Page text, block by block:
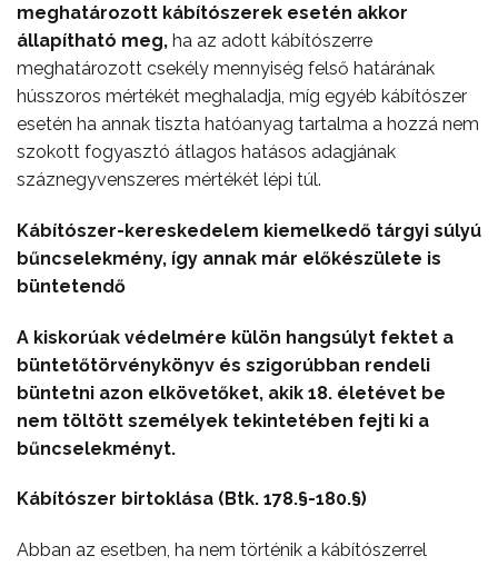
meghatározott kábítószerek esetén akkor
állapítható meg, ha az adott kábítószerre
meghatározott csekély mennyiség felső határának
hússzoros mértékét meghaladja, míg egyéb kábítószer
esetén ha annak tiszta hatóanyag tartalma a hozzá nem
szokott fogyasztó átlagos hatásos adagjának
száznegyvenszeres mértékét lépi túl.
Kábítószer-kereskedelem kiemelkedő tárgyi súlyú
bűncselekmény, így annak már előkészülete is
büntetendő
A kiskorúak védelmére külön hangsúlyt fektet a
büntetőtörvénykönyv és szigorúbban rendeli
büntetni azon elkövetőket, akik 18. életévet be
nem töltött személyek tekintetében fejti ki a
bűncselekményt.
Kábítószer birtoklása (Btk. 178.§-180.§)
Abban az esetben, ha nem történik a kábítószerrel